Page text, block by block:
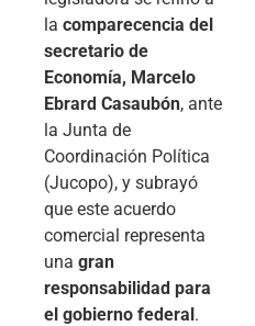
la comparecencia del
secretario de
Economía, Marcelo
Ebrard Casaubón, ante
la Junta de
Coordinación Política
(Jucopo), y subrayó
que este acuerdo
comercial representa
una gran
responsabilidad para
el gobierno federal.